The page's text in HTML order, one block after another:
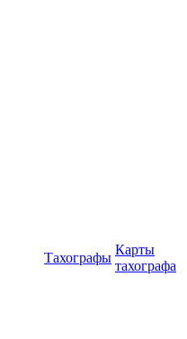
Тахографы
Карты
тахографа